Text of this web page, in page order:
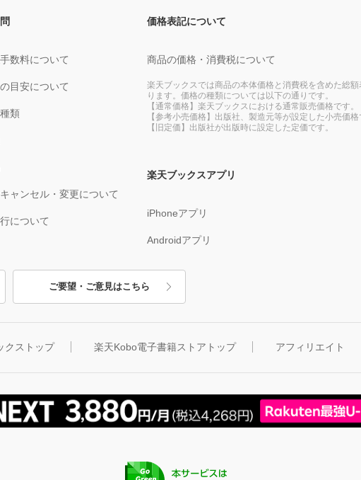
数料について
目安について
類
ャンセル・変更について
について
価格表記について
商品の価格・消費税について
楽天ブックスでは商品の本体価格と消費税を含めた総額
ります。価格の種類については以下の通りです。
【通常価格】楽天ブックスにおける通常販売価格です。
【参考小売価格】出版社、製造元等が設定した小売価格
【旧定価】出版社が出版時に設定した定価です。
楽天ブックスアプリ
iPhoneアプリ
Androidアプリ
ご要望・ご意見はこちら
クストップ 楽天Kobo電子書籍ストアトップ アフィリエイト